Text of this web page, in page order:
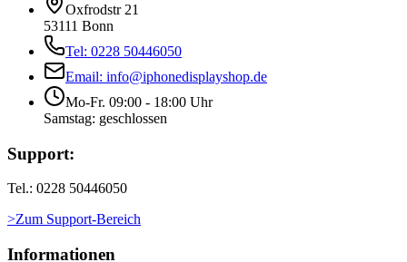
Oxfrodstr 21
53111 Bonn
Tel: 0228 50446050
Email: info@iphonedisplayshop.de
Mo-Fr. 09:00 - 18:00 Uhr
Samstag: geschlossen
Support:
Tel.: 0228 50446050
>Zum Support-Bereich
Informationen